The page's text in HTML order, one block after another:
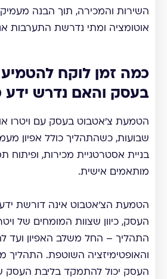
השירות והמכירה, תוך הבנה
אוטומציה ומתי נדרשת התערבות
כמה זמן לוקח
בעסק והאם נדרש ידע
שבועות, כשהתהליך כולל אפיון
בניית אסטרטגיית מכירות, ופיתוח
מותאמים אישית.
הטמעת הצ'אטבוט אינה דורשת
העסק, כיוון שצוות המומחים של
התהליך – החל משלב האפיון
והאופטימיזציה השוטפת. התהליך
העסק יכול להתמקד בליבת העסק